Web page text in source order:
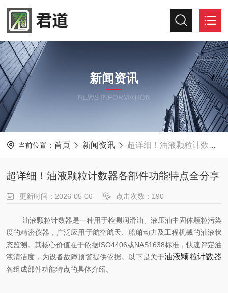
新闻资讯
NEWS INFORMATION
当前位置： 首页 新闻资讯 超详细！油液颗粒计数器各部件功能特点全分享
超详细！油液颗粒计数器各部件功能特点全分享
更新时间：2026-05-06 点击次数：190
油液颗粒计数器是一种用于检测润滑油、液压油中固体颗粒污染
度的精密仪器，广泛应用于航空航天、船舶动力及工程机械的油液状
态监测。其核心价值在于依据ISO4406或NAS1638标准，快速评定油
液清洁度，为设备故障预警提供依据。以下是关于油液颗粒计数器
各组成部件功能特点的具体介绍。